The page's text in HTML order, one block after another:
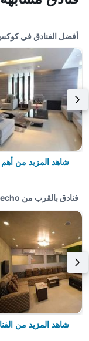
أفضل الفنادق في كوكس
شاهد المزيد من
فنادق بالقرب من Hotel Auster echo
شاهد المزيد من